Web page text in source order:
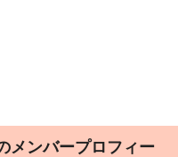
メンバープロフィー